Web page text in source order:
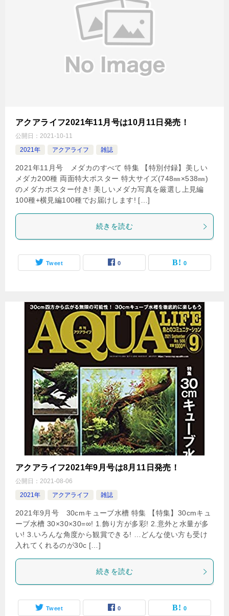
アクアライフ2021年11月号は10月11日発売！
公開日： 2021-10-11
2021年
アクアライフ 雑誌
2021年11月号 メダカのすべて 特集 【特別付録】美しい
メダカ200種 両面特大ポスター 特大サイズ(748㎜×538㎜)
のメダカポスター付き! 美しいメダカ写真を厳選し上見編
100種+横見編100種でお届けします! […]
続きを読む
Tweet 0 0
アクアライフ2021年9月号は8月11日発売！
公開日： 2021-08-06
2021年
アクアライフ 雑誌
2021年9月号 30cmキューブ水槽 特集 【特集】30cmキュ
ーブ水槽 30×30×30=∞! 1.飾り方が多彩! 2.意外と水量が多
い! 3.いろんな角度から観賞できる! …どんな使い方も受け
入れてくれるのが30c […]
続きを読む
Tweet 0 0